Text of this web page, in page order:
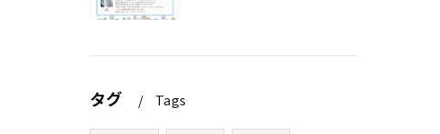
タグ Tags